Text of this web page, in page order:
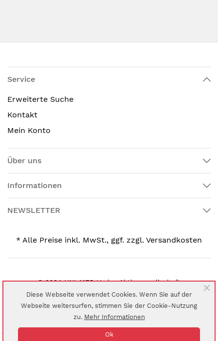
Service
Erweiterte Suche
Kontakt
Mein Konto
Über uns
Informationen
NEWSLETTER
* Alle Preise inkl. MwSt., ggf. zzgl. Versandkosten
© 2024 UNI-MED Verlag Aktiengesellschaft
Diese Webseite verwendet Cookies. Wenn Sie auf der
Webseite weitersurfen, stimmen Sie der Cookie-Nutzung
zu. Mehr Informationen
Ok